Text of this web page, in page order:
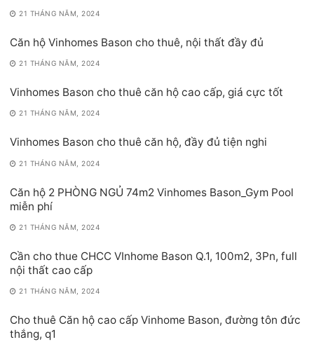
21 THÁNG NĂM, 2024
Căn hộ Vinhomes Bason cho thuê, nội thất đầy đủ
21 THÁNG NĂM, 2024
Vinhomes Bason cho thuê căn hộ cao cấp, giá cực tốt
21 THÁNG NĂM, 2024
Vinhomes Bason cho thuê căn hộ, đầy đủ tiện nghi
21 THÁNG NĂM, 2024
Căn hộ 2 PHÒNG NGỦ 74m2 Vinhomes Bason_Gym Pool
miễn phí
21 THÁNG NĂM, 2024
Cần cho thue CHCC VInhome Bason Q.1, 100m2, 3Pn, full
nội thất cao cấp
21 THÁNG NĂM, 2024
Cho thuê Căn hộ cao cấp Vinhome Bason, đường tôn đức
thắng, q1